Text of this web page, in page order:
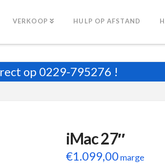
VERKOOP HULP OP AFSTAND
op 0229-795276 !
iMac 27″
€1.099,00marge